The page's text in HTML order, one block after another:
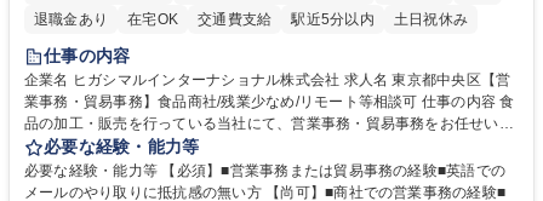
退職金あり
在宅OK 交通費支給 駅近5分以内 土日祝休み
仕事の内容
企業名 ヒガシマルインターナショナル株式会社 求人名 東京都中央区【営
業事務・貿易事務】食品商社/残業少なめ/リモート等相談可 仕事の内容 食
品の加工・販売を行っている当社にて、営業事務・貿易事務をお任せいた
します。営業社員のサポートポジションとして、受発注から海外工場との
調整まで幅広く対応し、当社事業の根幹を支えていただきます。 ■受発注
業務、請求書発行 ■海外工場とのスケジュール調整 ■在庫管理 ■輸入書類
必要な経験・能力等
必要な経験・能力等 【必須】■営業事務または貿易事務の経験■英語での
メールのやり取りに抵抗感の無い方 【尚可】■商社での営業事務の経験■